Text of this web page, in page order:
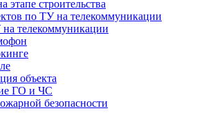
этапе строительства
по ТУ на телекоммуникации
телекоммуникации
объекта
ГО и ЧС
безопасности